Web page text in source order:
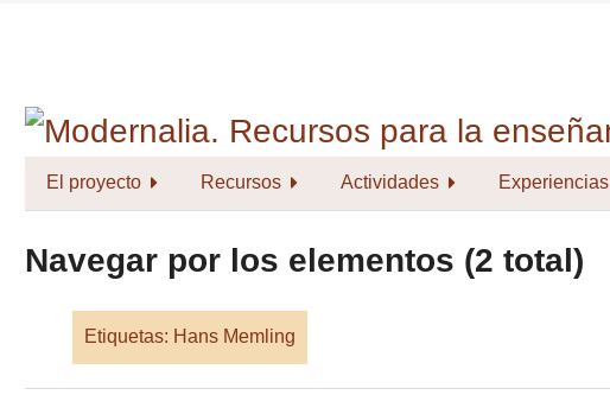
El proyecto Recursos Actividades Experiencias
Navegar por los elementos (2 total)
Etiquetas: Hans Memling